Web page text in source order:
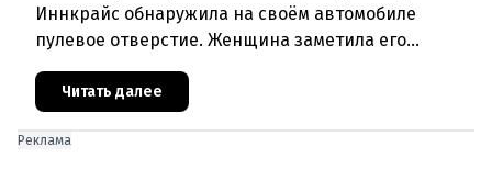
Иннкрайс обнаружила на своём автомобиле
пулевое отверстие. Женщина заметила его
случайно во время осмотра машины из-за утечки
охлаждающей жидкости. Полиция п
Читать далее
Реклама